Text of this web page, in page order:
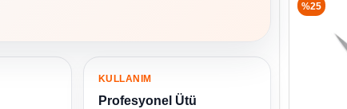
KULLANIM
Profesyonel Ütü
%25